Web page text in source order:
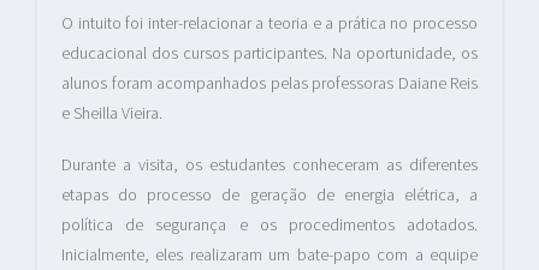
O intuito foi inter-relacionar a teoria e a prática no processo
educacional dos cursos participantes. Na oportunidade, os
alunos foram acompanhados pelas professoras Daiane Reis
e Sheilla Vieira.
Durante a visita, os estudantes conheceram as diferentes
etapas do processo de geração de energia elétrica, a
política de segurança e os procedimentos adotados.
Inicialmente, eles realizaram um bate-papo com a equipe